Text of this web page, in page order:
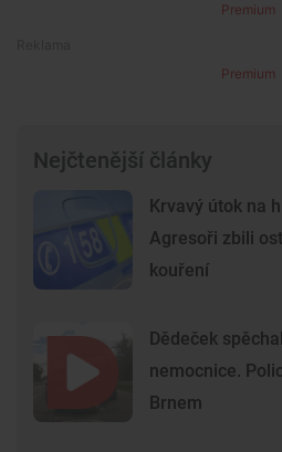
Premium
Premium
Nejčtenější články
Krvavý útok na
Agresoři zbili
kouření
Dědeček
nemocnice.
Brnem